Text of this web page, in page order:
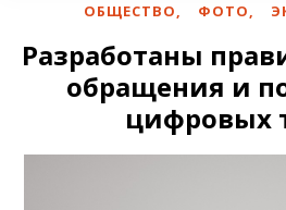
ОБЩЕСТВО, ФОТО,
Разработаны
обращения и
цифровых